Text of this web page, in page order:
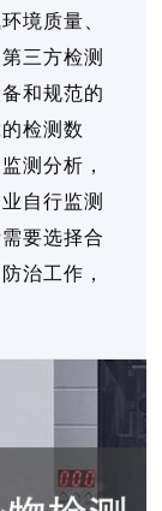
境质量、
三方检测
和规范的
检测数
测分析，
自行监测
要选择合
治工作，